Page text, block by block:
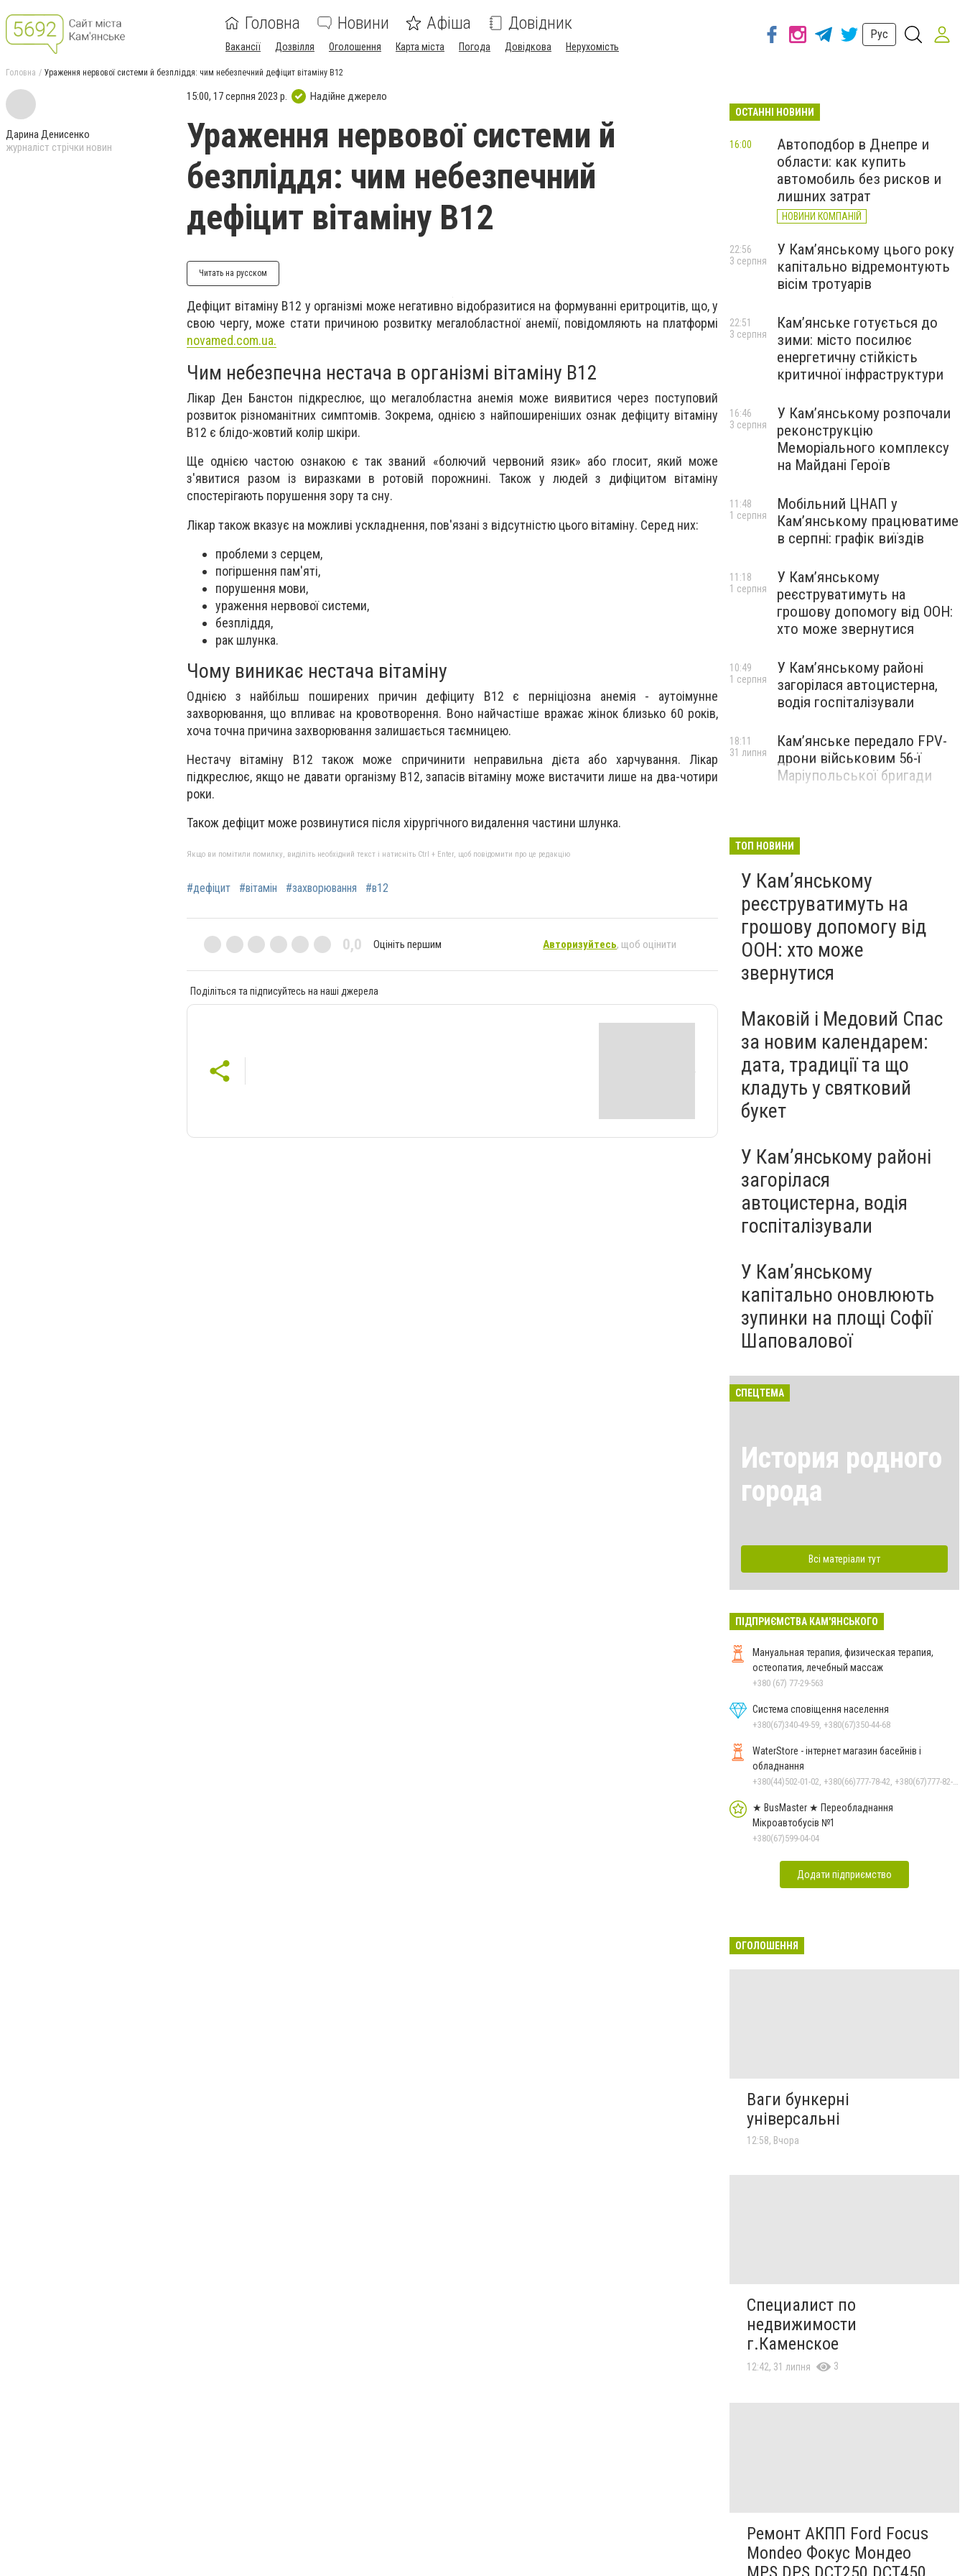
Головна Новини Афіша Довідник
Вакансії Дозвілля Оголошення Карта міста Погода Довідкова Нерухомість
Рус
Головна Ураження нервової системи й безпліддя: чим небезпечний дефіцит вітаміну В12
Дарина Денисенко
журналіст стрічки новин
15:00, 17 серпня 2023 р. Надійне джерело
Ураження нервової системи й
безпліддя: чим небезпечний
дефіцит вітаміну В12
Читать на русском
Дефіцит вітаміну В12 у організмі може негативно відобразитися на формуванні еритроцитів, що, у
свою чергу, може стати причиною розвитку мегалобластної анемії, повідомляють на платформі
novamed.com.ua.
Чим небезпечна нестача в організмі вітаміну В12
Лікар Ден Банстон підкреслює, що мегалобластна анемія може виявитися через поступовий
розвиток різноманітних симптомів. Зокрема, однією з найпоширеніших ознак дефіциту вітаміну
В12 є блідо-жовтий колір шкіри.
Ще однією частою ознакою є так званий «болючий червоний язик» або глосит, який може
з'явитися разом із виразками в ротовій порожнині. Також у людей з дифіцитом вітаміну
спостерігають порушення зору та сну.
Лікар також вказує на можливі ускладнення, пов'язані з відсутністю цього вітаміну. Серед них:
проблеми з серцем,
погіршення пам'яті,
порушення мови,
ураження нервової системи,
безпліддя,
рак шлунка.
Чому виникає нестача вітаміну
Однією з найбільш поширених причин дефіциту В12 є перніціозна анемія - аутоімунне
захворювання, що впливає на кровотворення. Воно найчастіше вражає жінок близько 60 років,
хоча точна причина захворювання залишається таємницею.
Нестачу вітаміну В12 також може спричинити неправильна дієта або харчування. Лікар
підкреслює, якщо не давати організму В12, запасів вітаміну може вистачити лише на два-чотири
роки.
Також дефіцит може розвинутися після хірургічного видалення частини шлунка.
Якщо ви помітили помилку, виділіть необхідний текст і натисніть Ctrl + Enter, щоб повідомити про це редакцію
#дефіцит #вітамін #захворювання #в12
0,0 Оцініть першим Авторизуйтесь, щоб оцінити
Поділіться та підписуйтесь на наші джерела
ОСТАННІ НОВИНИ
Автоподбор в Днепре и
области: как купить
автомобиль без рисков и
лишних затрат
НОВИНИ КОМПАНІЙ
16:00
У Кам’янському цього року
капітально відремонтують
вісім тротуарів
22:56
3 серпня
Кам’янське готується до
зими: місто посилює
енергетичну стійкість
критичної інфраструктури
22:51
3 серпня
У Кам’янському розпочали
реконструкцію
Меморіального комплексу
на Майдані Героїв
16:46
3 серпня
Мобільний ЦНАП у
Кам’янському працюватиме
в серпні: графік виїздів
11:48
1 серпня
У Кам’янському
реєструватимуть на
грошову допомогу від ООН:
хто може звернутися
11:18
1 серпня
У Кам’янському районі
загорілася автоцистерна,
водія госпіталізували
10:49
1 серпня
Кам’янське передало FPV-
дрони військовим 56-ї
Маріупольської бригади
18:11
31 липня
ТОП НОВИНИ
У Кам’янському
реєструватимуть на
грошову допомогу від
ООН: хто може
звернутися
Маковій і Медовий Спас
за новим календарем:
дата, традиції та що
кладуть у святковий
букет
У Кам’янському районі
загорілася
автоцистерна, водія
госпіталізували
У Кам’янському
капітально оновлюють
зупинки на площі Софії
Шаповалової
СПЕЦТЕМА
История родного
города
Всі матеріали тут
ПІДПРИЄМСТВА КАМ'ЯНСЬКОГО
Мануальная терапия, физическая терапия,
остеопатия, лечебный массаж
+380 (67) 77-29-563
Система сповіщення населення
+380(67)340-49-59, +380(67)350-44-68
WaterStore - інтернет магазин басейнів і
обладнання
★ BusMaster ★ Переобладнання
Мікроавтобусів №1
+380(67)599-04-04
Додати підприємство
ОГОЛОШЕННЯ
Ваги бункерні
універсальні
12:58, Вчора
Специалист по
недвижимости
г.Каменское
12:42, 31 липня 3
Ремонт АКПП Ford Focus
Mondeo Фокус Мондео